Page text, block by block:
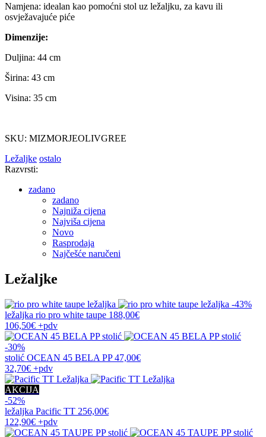
Namjena: idealan kao pomoćni stol uz ležaljku, za kavu ili
osvježavajuće piće
Dimenzije:
Duljina: 44 cm
Širina: 43 cm
Visina: 35 cm
SKU: MIZMORJEOLIVGREE
Ležaljke ostalo
Razvrsti:
zadano
zadano
Najniža cijena
Najviša cijena
Novo
Rasprodaja
Najčešće naručeni
Ležaljke
-43%
ležaljka rio pro white taupe 188,00€
106,50€ +pdv
-30%
stolić OCEAN 45 BELA PP 47,00€
32,70€ +pdv
AKCIJA
-52%
ležaljka Pacific TT 256,00€
122,90€ +pdv